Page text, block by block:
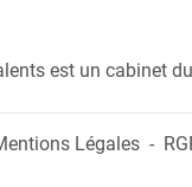
est un cabinet
Légales